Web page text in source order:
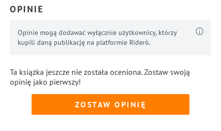
i szacunku relacje z bliskimi. www.kobietawharmonii.com
OPINIE
Opinie mogą dodawać wyłącznie użytkownicy, którzy
kupili daną publikację na platformie Riderò.
Ta książka jeszcze nie została oceniona. Zostaw swoją
opinię jako pierwszy!
ZOSTAW OPINIĘ